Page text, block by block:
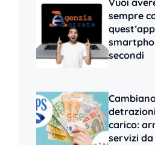
Vuoi
sempre
secondi
carico:
servizi da